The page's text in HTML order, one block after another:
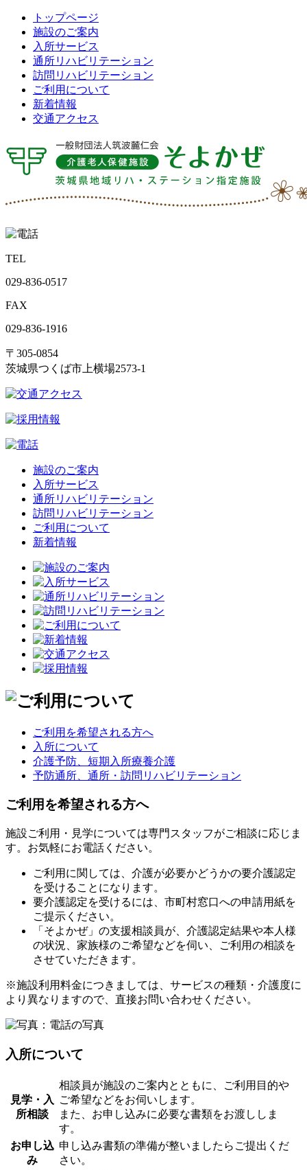
トップページ
施設のご案内
入所サービス
通所リハビリテーション
訪問リハビリテーション
ご利用について
新着情報
交通アクセス
TEL
029-836-0517
FAX
029-836-1916
〒305-0854
茨城県つくば市上横場2573-1
施設のご案内
入所サービス
通所リハビリテーション
訪問リハビリテーション
ご利用について
新着情報
ご利用を希望される方へ
入所について
介護予防、短期入所療養介護
予防通所、通所・訪問リハビリテーション
ご利用を希望される方へ
施設ご利用・見学については専門スタッフがご相談に応じま
す。お気軽にお電話ください。
ご利用に関しては、介護が必要かどうかの要介護認定
を受けることになります。
要介護認定を受けるには、市町村窓口への申請用紙を
ご提示ください。
「そよかぜ」の支援相談員が、介護認定結果や本人様
の状況、家族様のご希望などを伺い、ご利用の相談を
させていただきます。
※施設利用料金につきましては、サービスの種類・介護度に
より異なりますので、直接お問い合わせください。
入所について
見学・入
所相談
相談員が施設のご案内とともに、ご利用目的や
ご希望などをお伺いします。
また、お申し込みに必要な書類をお渡ししま
す。
お申し込
み
申し込み書類の準備が整いましたらご提出くだ
さい。